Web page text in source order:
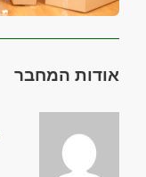
אודות המחבר